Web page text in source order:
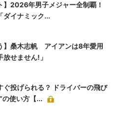
】2026年男子メジャー全制覇！
ダイナミック...
】桑木志帆 アイアンは8年愛用
放せません!」
ぐ投げられる？ ドライバーの飛び
の使い方【...